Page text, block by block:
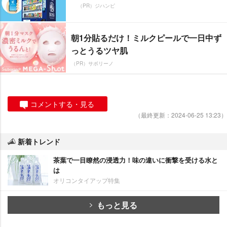
（PR）ジハンピ
朝1分貼るだけ！ミルクピールで一日中ず
っとうるツヤ肌
（PR）サボリーノ
コメントする・見る
（最終更新：2024-06-25 13:23）
新着トレンド
茶葉で一目瞭然の浸透力！味の違いに衝撃を受ける水と
は
オリコンタイアップ特集
もっと見る